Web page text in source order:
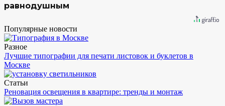
равнодушным
Популярные новости
Разное
Лучшие типографии для печати листовок и буклетов в
Москве
Статьи
Реновация освещения в квартире: тренды и монтаж